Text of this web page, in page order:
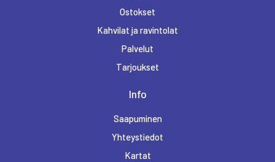
Ostokset
Kahvilat ja ravintolat
Palvelut
Tarjoukset
Info
Saapuminen
Yhteystiedot
Kartat